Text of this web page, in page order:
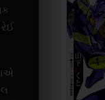
રેઈ